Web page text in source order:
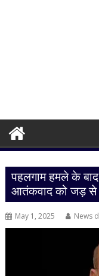
पहलगाम हमले के
आतंकवाद को जड़
May 1, 2025 News